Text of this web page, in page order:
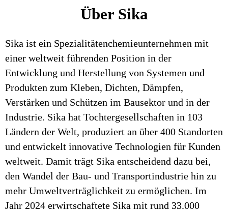
Über Sika
Sika ist ein Spezialitätenchemieunternehmen mit
einer weltweit führenden Position in der
Entwicklung und Herstellung von Systemen und
Produkten zum Kleben, Dichten, Dämpfen,
Verstärken und Schützen im Bausektor und in der
Industrie. Sika hat Tochtergesellschaften in 103
Ländern der Welt, produziert an über 400 Standorten
und entwickelt innovative Technologien für Kunden
weltweit. Damit trägt Sika entscheidend dazu bei,
den Wandel der Bau- und Transportindustrie hin zu
mehr Umweltverträglichkeit zu ermöglichen. Im
Jahr 2024 erwirtschaftete Sika mit rund 33.000